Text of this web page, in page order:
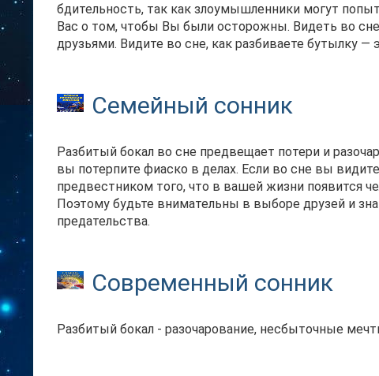
бдительность, так как злоумышленники могут
Вас о том, чтобы Вы были осторожны. Видеть во
друзьями. Видите во сне, как разбиваете бутылку —
Семейный сонник
Разбитый бокал во сне предвещает потери и
вы потерпите фиаско в делах. Если во сне вы
предвестником того, что в вашей жизни появится
Поэтому будьте внимательны в выборе друзей и
предательства.
Современный сонник
Разбитый бокал - разочарование, несбыточные